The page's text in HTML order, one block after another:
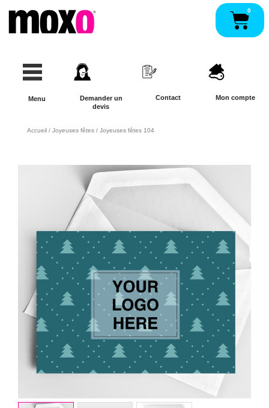
contenu
0
Menu
Demander un
devis
Contact Mon compte
Accueil / Joyeuses fêtes / Joyeuses fêtes 104